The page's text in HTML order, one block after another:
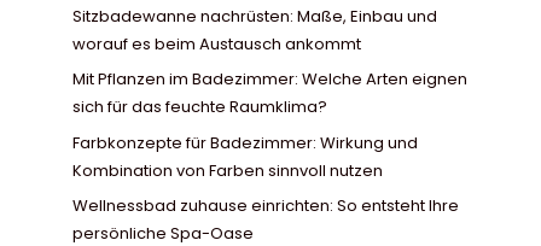
Sitzbadewanne nachrüsten: Maße, Einbau und
worauf es beim Austausch ankommt
Mit Pflanzen im Badezimmer: Welche Arten eignen
sich für das feuchte Raumklima?
Farbkonzepte für Badezimmer: Wirkung und
Kombination von Farben sinnvoll nutzen
Wellnessbad zuhause einrichten: So entsteht Ihre
persönliche Spa-Oase